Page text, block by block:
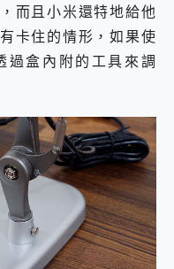
而且小米還特地給他
卡住的情形，如果使
過盒內附的工具來調